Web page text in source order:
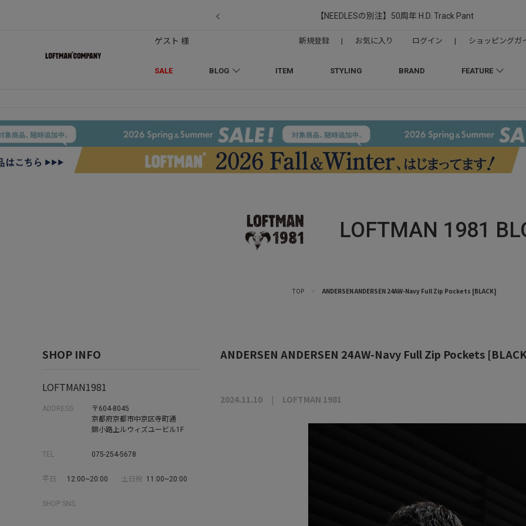
【NEEDLESの別注】50周年 H.D. Track Pant
SALE BLOG ITEM STYLING BRAND FEATURE
ゲスト 様 新規登録 | お気に入り ログイン | ショッピングガ
LOFTMAN 1981
TOP > ANDERSEN ANDERSEN 24AW-Navy Full Zip Pockets [BLACK]
SHOP INFO
LOFTMAN1981
ADDRESS
〒604-8045
京都府京都市中京区寺町通
錦小路上ルウィズユービル1F
TEL 075-254-5678
平日 12:00~20:00 土日祝 11:00~20:00
SHOP SNS
ANDERSEN ANDERSEN 24AW-Navy Full Zip Pockets
2024.11.10 LOFTMAN 1981